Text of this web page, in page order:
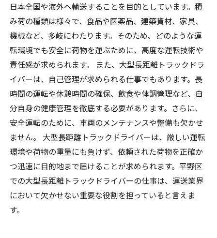
日本全国や海外へ輸送することを目的としています。積
み荷の種類は様々で、食品や医薬品、建築資材、家具、
機械など、多岐にわたります。そのため、どのような運
転環境でも安全に荷物を運ぶために、高度な運転技術や
責任感が求められます。 また、大型長距離トラックドラ
イバーは、自己管理が求められる仕事でもあります。長
時間の運転や休憩時間の確保、飲食や体調管理など、自
分自身の健康管理を徹底する必要があります。さらに、
安全運転のために、車両のメンテナンスや整備も欠かせ
ません。 大型長距離トラックドライバーは、厳しい運転
環境や荷物の重量にも負けず、依頼された荷物を正確か
つ迅速に目的地まで届けることが求められます。平野区
での大型長距離トラックドライバーの仕事は、運送業界
において欠かせない重要な役割を担っていると言えま
す。